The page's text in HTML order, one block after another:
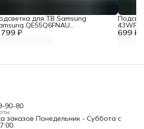
₽
для ТВ Samsung
QE55Q6FNAU
699 ₽
90-80
- Суббота с
17:00.